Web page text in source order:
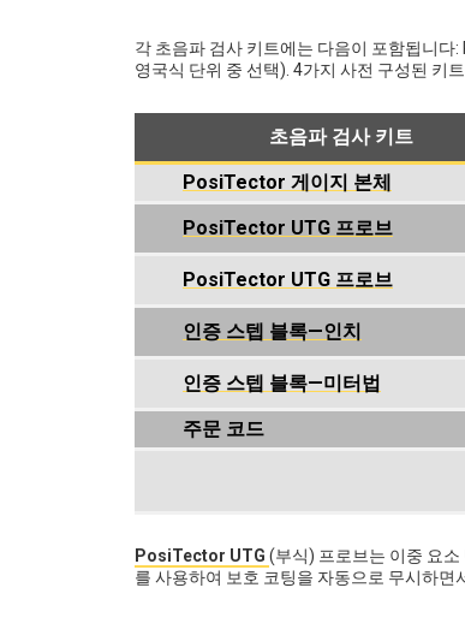
각 초음파 검사 키트에는 다음이 포함됩니다
영국식 단위 중 선택). 4가지 사전 구성된 키
초음파 검사 키트
PosiTector 게이지 본체
PosiTector UTG 프로브
PosiTector UTG 프로브
인증 스텝 블록—인치
인증 스텝 블록—미터법
주문 코드
PosiTector UTG (부식) 프로브는 이중 요
를 사용하여 보호 코팅을 자동으로 무시하면